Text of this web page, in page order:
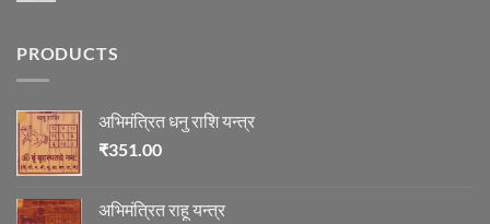
में
PRODUCTS
अभिमंत्रित धनु राशि यन्त्र
₹351.00
अभिमंत्रित राहू यन्त्र